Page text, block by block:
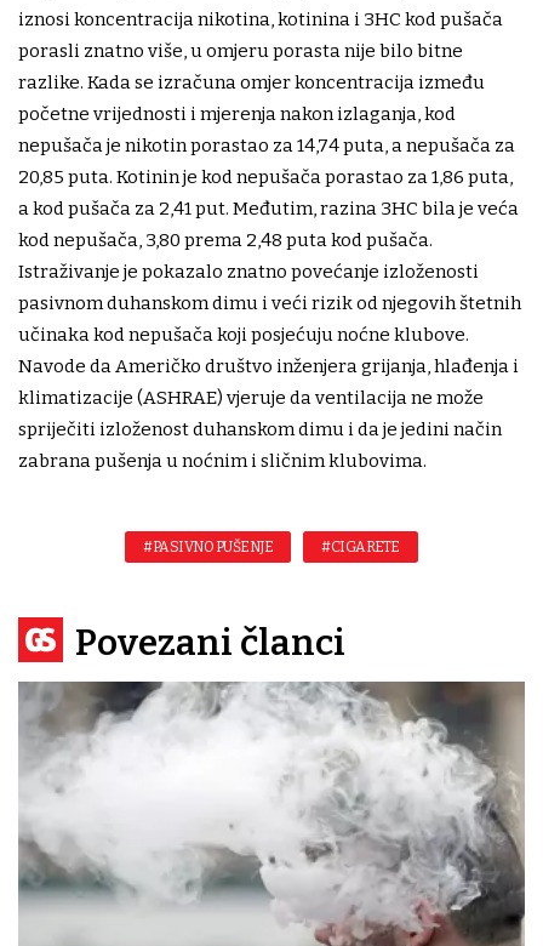
iznosi koncentracija nikotina, kotinina i 3HC kod pušača
porasli znatno više, u omjeru porasta nije bilo bitne
razlike. Kada se izračuna omjer koncentracija između
početne vrijednosti i mjerenja nakon izlaganja, kod
nepušača je nikotin porastao za 14,74 puta, a nepušača za
20,85 puta. Kotinin je kod nepušača porastao za 1,86 puta,
a kod pušača za 2,41 put. Međutim, razina 3HC bila je veća
kod nepušača, 3,80 prema 2,48 puta kod pušača.
Istraživanje je pokazalo znatno povećanje izloženosti
pasivnom duhanskom dimu i veći rizik od njegovih štetnih
učinaka kod nepušača koji posjećuju noćne klubove.
Navode da Američko društvo inženjera grijanja, hlađenja i
klimatizacije (ASHRAE) vjeruje da ventilacija ne može
spriječiti izloženost duhanskom dimu i da je jedini način
zabrana pušenja u noćnim i sličnim klubovima.
#PASIVNO PUŠENJE #CIGARETE
Povezani članci